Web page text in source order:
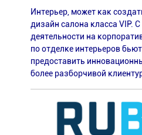
Интерьер, может как
дизайн салона класса VIP.
деятельности на
по отделке интерьеров
предоставить
более разборчивой